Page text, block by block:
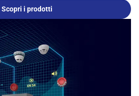
Scopri i prodotti